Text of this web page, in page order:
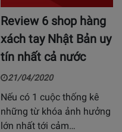
Review 6 shop hàng
xách tay Nhật Bản uy
tín nhất cả nước
21/04/2020
Nếu có 1 cuộc thống kê
những từ khóa ảnh hưởng
lớn nhất tới cảm…